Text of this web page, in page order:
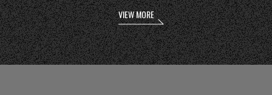
VIEW MORE